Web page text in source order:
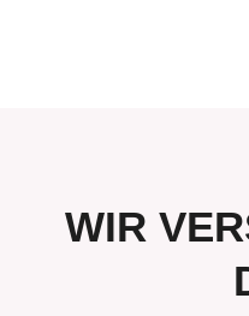
WIR